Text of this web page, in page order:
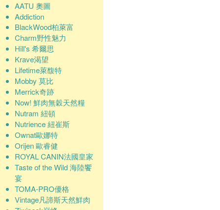
AATU 奧圖
Addiction
BlackWood柏萊富
Charm野性魅力
Hill's 希爾思
Krave渴望
Lifetime萊馥特
Mobby 莫比
Merrick奇跡
Now! 鮮肉無穀天然糧
Nutram 紐頓
Nutrience 紐崔斯
Ownat歐娜特
Orijen 歐睿健
ROYAL CANIN法國皇家
Taste of the Wild 海陸饗
宴
TOMA-PRO優格
Vintage凡諦斯天然鮮肉